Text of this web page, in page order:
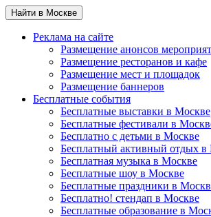
Найти в Москве
Реклама на сайте
Размещение анонсов
Размещение ресторанов и кафе
Размещение мест и площадок
Размещение баннеров
Бесплатные события
Бесплатные выставки в Москве
Бесплатные фестивали в
Бесплатно с детьми в Москве
Бесплатный активный отдых в
Бесплатная музыка в Москве
Бесплатные шоу в Москве
Бесплатные праздники в
Бесплатно! стендап в Москве
Бесплатные образование в